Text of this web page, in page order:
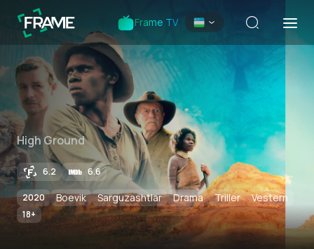
Frame TV
High Ground
6.2 6.6
2020 Boevik Sarguzashtlar Drama Triller Vestern
18+